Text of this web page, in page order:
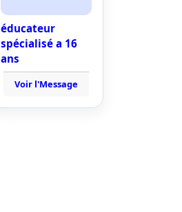
éducateur
spécialisé a 16
ans
Voir l'Message